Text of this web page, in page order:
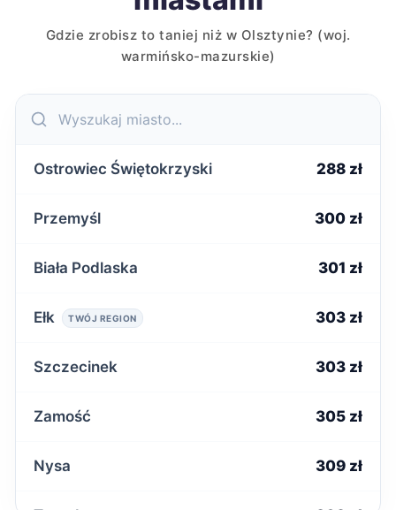
Gdzie zrobisz to taniej niż w Olsztynie? (woj.
warmińsko-mazurskie)
Ostrowiec Świętokrzyski 288 zł
Przemyśl 300 zł
Biała Podlaska 301 zł
Ełk TWÓJ REGION 303 zł
Szczecinek 303 zł
Zamość 305 zł
Nysa 309 zł